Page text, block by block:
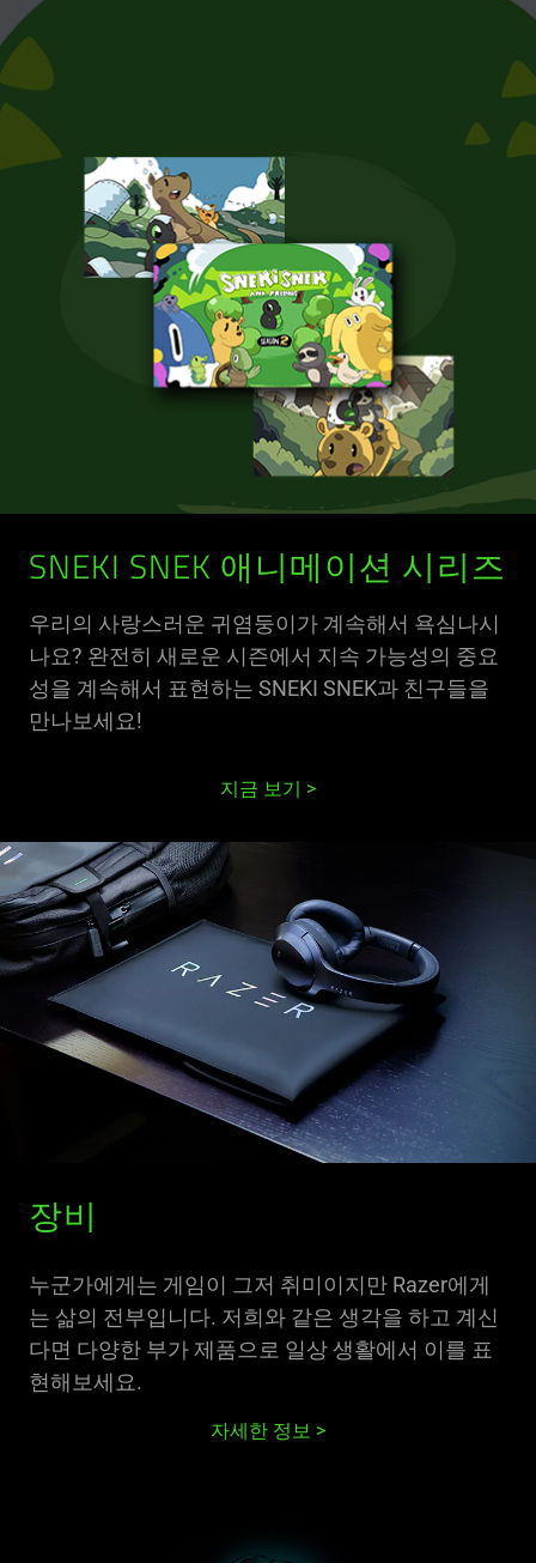
SNEKI SNEK 애니메이션 시리즈
우리의 사랑스러운 귀염둥이가 계속해서 욕심나시
나요? 완전히 새로운 시즌에서 지속 가능성의 중요
성을 계속해서 표현하는 SNEKI SNEK과 친구들을
만나보세요!
지금 보기
장비
누군가에게는 게임이 그저 취미이지만 Razer에게
는 삶의 전부입니다. 저희와 같은 생각을 하고 계신
다면 다양한 부가 제품으로 일상 생활에서 이를 표
현해보세요.
자세한 정보